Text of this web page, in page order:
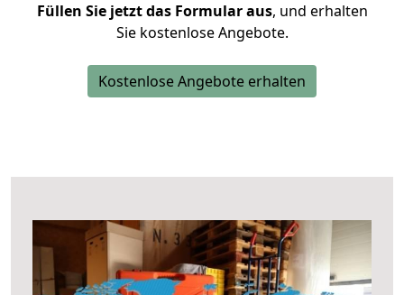
Füllen Sie jetzt das Formular aus, und erhalten
Sie kostenlose Angebote.
Kostenlose Angebote erhalten